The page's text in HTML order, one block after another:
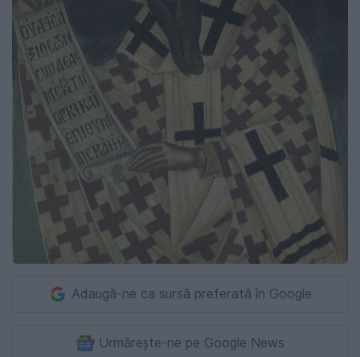
Adaugă-ne ca sursă preferată în Google
Urmărește-ne pe Google News